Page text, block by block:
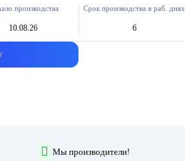
производства
10.08.26
Срок производства в раб. днях
6
Мы производители!